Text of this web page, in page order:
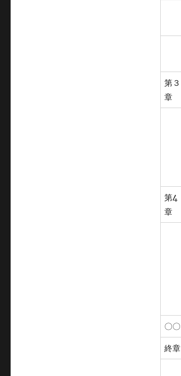
第３
章
第4
章
〇〇
終章